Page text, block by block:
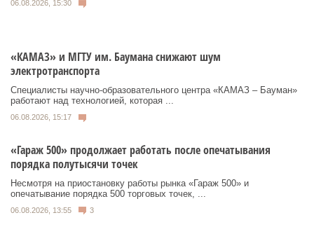
06.08.2026, 15:30
«КАМАЗ» и МГТУ им. Баумана снижают шум
электротранспорта
Специалисты научно-образовательного центра «КАМАЗ – Бауман»
работают над технологией, которая ...
06.08.2026, 15:17
«Гараж 500» продолжает работать после опечатывания
порядка полутысячи точек
Несмотря на приостановку работы рынка «Гараж 500» и
опечатывание порядка 500 торговых точек, ...
06.08.2026, 13:55 3